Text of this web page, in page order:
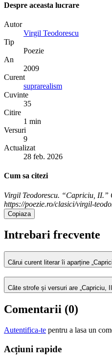
Despre aceasta lucrare
Autor
Virgil Teodorescu
Tip
Poezie
An
2009
Curent
suprarealism
Cuvinte
35
Citire
1 min
Versuri
9
Actualizat
28 feb. 2026
Cum sa citezi
Virgil Teodorescu. “Capriciu, II.”
https://poezie.ro/clasici/virgil-
Copiaza
Intrebari frecvente
Cărui curent literar îi aparține
Câte strofe și versuri are „Capriciu,
Comentarii (0)
Autentifica-te pentru a lasa un
Acțiuni rapide